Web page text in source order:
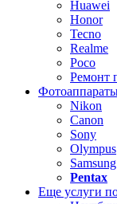
Huawei
Honor
Tecno
Realme
Poco
Ремонт
Nikon
Canon
Sony
Olympus
Samsung
Pentax
Еще услуги